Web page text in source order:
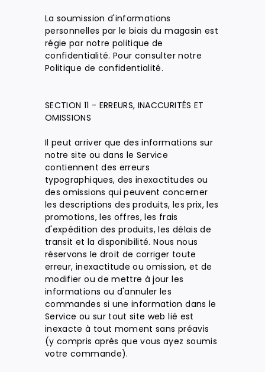
La soumission d'informations
personnelles par le biais du magasin est
régie par notre politique de
confidentialité. Pour consulter notre
Politique de confidentialité.
SECTION 11 - ERREURS, INACCURITÉS ET
OMISSIONS
Il peut arriver que des informations sur
notre site ou dans le Service
contiennent des erreurs
typographiques, des inexactitudes ou
des omissions qui peuvent concerner
les descriptions des produits, les prix, les
promotions, les offres, les frais
d'expédition des produits, les délais de
transit et la disponibilité. Nous nous
réservons le droit de corriger toute
erreur, inexactitude ou omission, et de
modifier ou de mettre à jour les
informations ou d'annuler les
commandes si une information dans le
Service ou sur tout site web lié est
inexacte à tout moment sans préavis
(y compris après que vous ayez soumis
votre commande).